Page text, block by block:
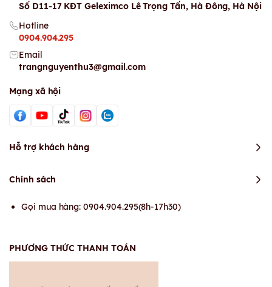
Số D11-17 KĐT Geleximco Lê Trọng Tấn, Hà Đông, Hà Nội
Hotline
0904.904.295
Email
trangnguyenthu3@gmail.com
Mạng xã hội
Hỗ trợ khách hàng
Chính sách
Gọi mua hàng: 0904.904.295(8h-17h30)
PHƯƠNG THỨC THANH TOÁN